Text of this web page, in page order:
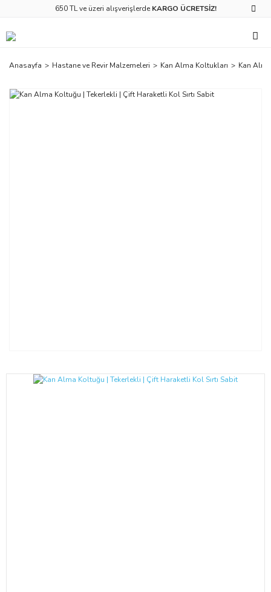
650 TL ve üzeri alışverişlerde KARGO ÜCRETSİZ!
Anasayfa Hastane ve Revir Malzemeleri Kan Alma Koltukları Kan